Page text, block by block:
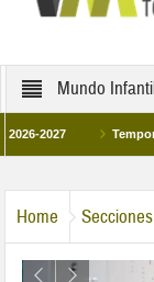
Mundo
Temporada
Home